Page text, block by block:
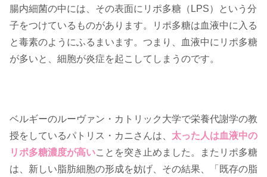
腸内細菌の中には、その表面にリポ多糖（LPS）という分
子をつけているものがあります。リポ多糖は血液中に入る
と毒素のようにふるまいます。つまり、血液中にリポ多糖
が多いと、細胞が炎症を起こしてしまうのです。
ベルギーのルーヴァン・カトリック大学で栄養代謝学の教
授をしているパトリス・カニさんは、 太った人は血液中の
リポ多糖濃度が高いことを突き止めました。またリポ多糖
は、新しい脂肪細胞の形成を妨げ、その結果、「既存の脂